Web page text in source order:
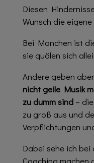
Diesen
Wunsch die
Bei Manchen ist
sie quälen sich
Andere geben
nicht geile Musik
zu dumm sind– die
zu groß aus und
Verpflichtungen
Dabei sehe ich